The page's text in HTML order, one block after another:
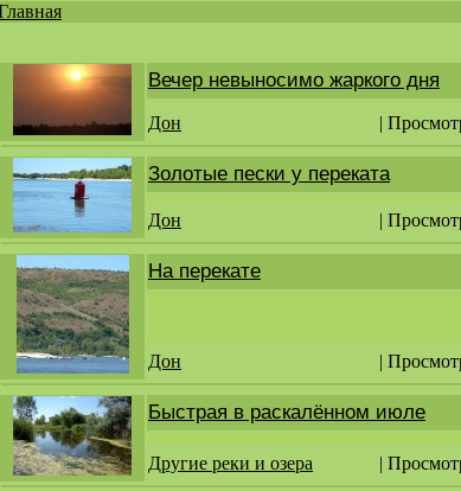
здесь
Вечер невыносимо жаркого дня
Дон |
Золотые пески у переката
Дон |
На перекате
Дон |
Быстрая в раскалённом июле
Другие реки и озера |